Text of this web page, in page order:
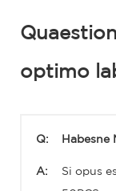
optimo
Q:
A: Si opus